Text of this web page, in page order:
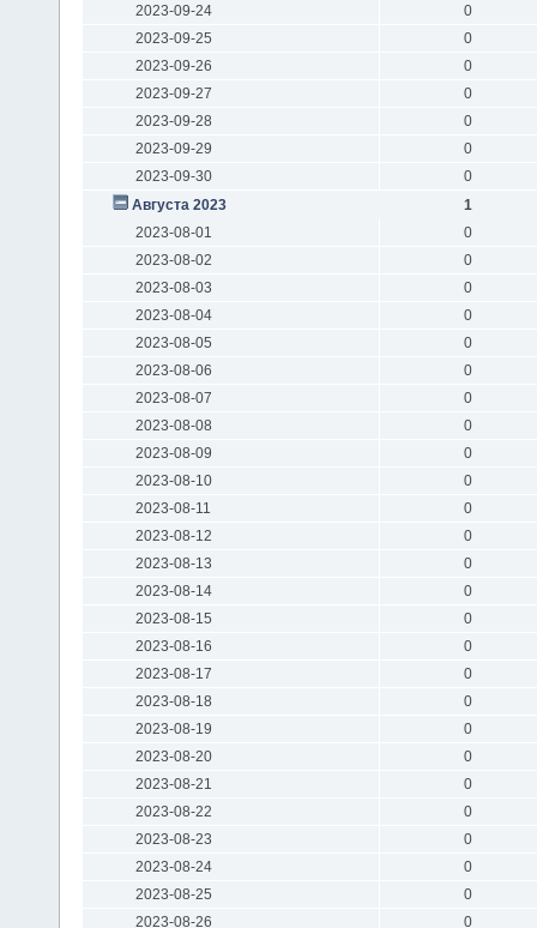
2023-09-24
0
2023-09-25
0
2023-09-26
0
2023-09-27
0
2023-09-28
0
2023-09-29
0
2023-09-30
0
Августа 2023
1
2023-08-01
0
2023-08-02
0
2023-08-03
0
2023-08-04
0
2023-08-05
0
2023-08-06
0
2023-08-07
0
2023-08-08
0
2023-08-09
0
2023-08-10
0
2023-08-11
0
2023-08-12
0
2023-08-13
0
2023-08-14
0
2023-08-15
0
2023-08-16
0
2023-08-17
0
2023-08-18
0
2023-08-19
0
2023-08-20
0
2023-08-21
0
2023-08-22
0
2023-08-23
0
2023-08-24
0
2023-08-25
0
2023-08-26
0